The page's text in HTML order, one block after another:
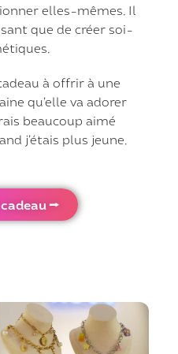
elles-mêmes. Il
que de créer soi-
à offrir à une
qu’elle va adorer
beaucoup aimé
j’étais plus jeune.
⭢